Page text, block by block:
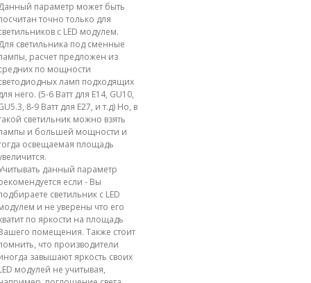
параметр может быть
точно только для
с LED модулем.
светильника под сменные
расчет предложен из
по мощности
ламп подходящих
него. (5-6 Ватт для E14, GU10,
8-9 Ватт для E27, и т.д) Но, в
светильник можно взять
и большей мощности и
освещаемая площадь
данный параметр
если - Вы
светильник с LED
и не уверены что его
по яркости на площадь
помещения. Также стоит
что производители
завышают яркость своих
модулей не учитывая,